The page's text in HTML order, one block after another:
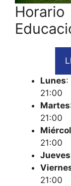
Lunes
21:00
Martes
21:00
21:00
Jueves
21:00